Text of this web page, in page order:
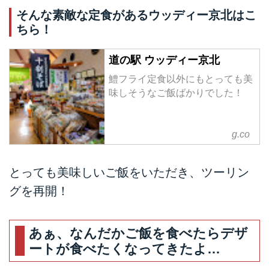
そんな素敵な定食があるウッディー京北はこ
ちら！
道の駅 ウッディー京北
鱧フライ定食以外にもとっても美
味しそうなご飯ばかりでした！
g.co
とっても美味しいご飯をいただき、ツーリン
グを再開！
あぁ、なんだかご飯を食べたらデザ
ートが食べたくなってきたよ…